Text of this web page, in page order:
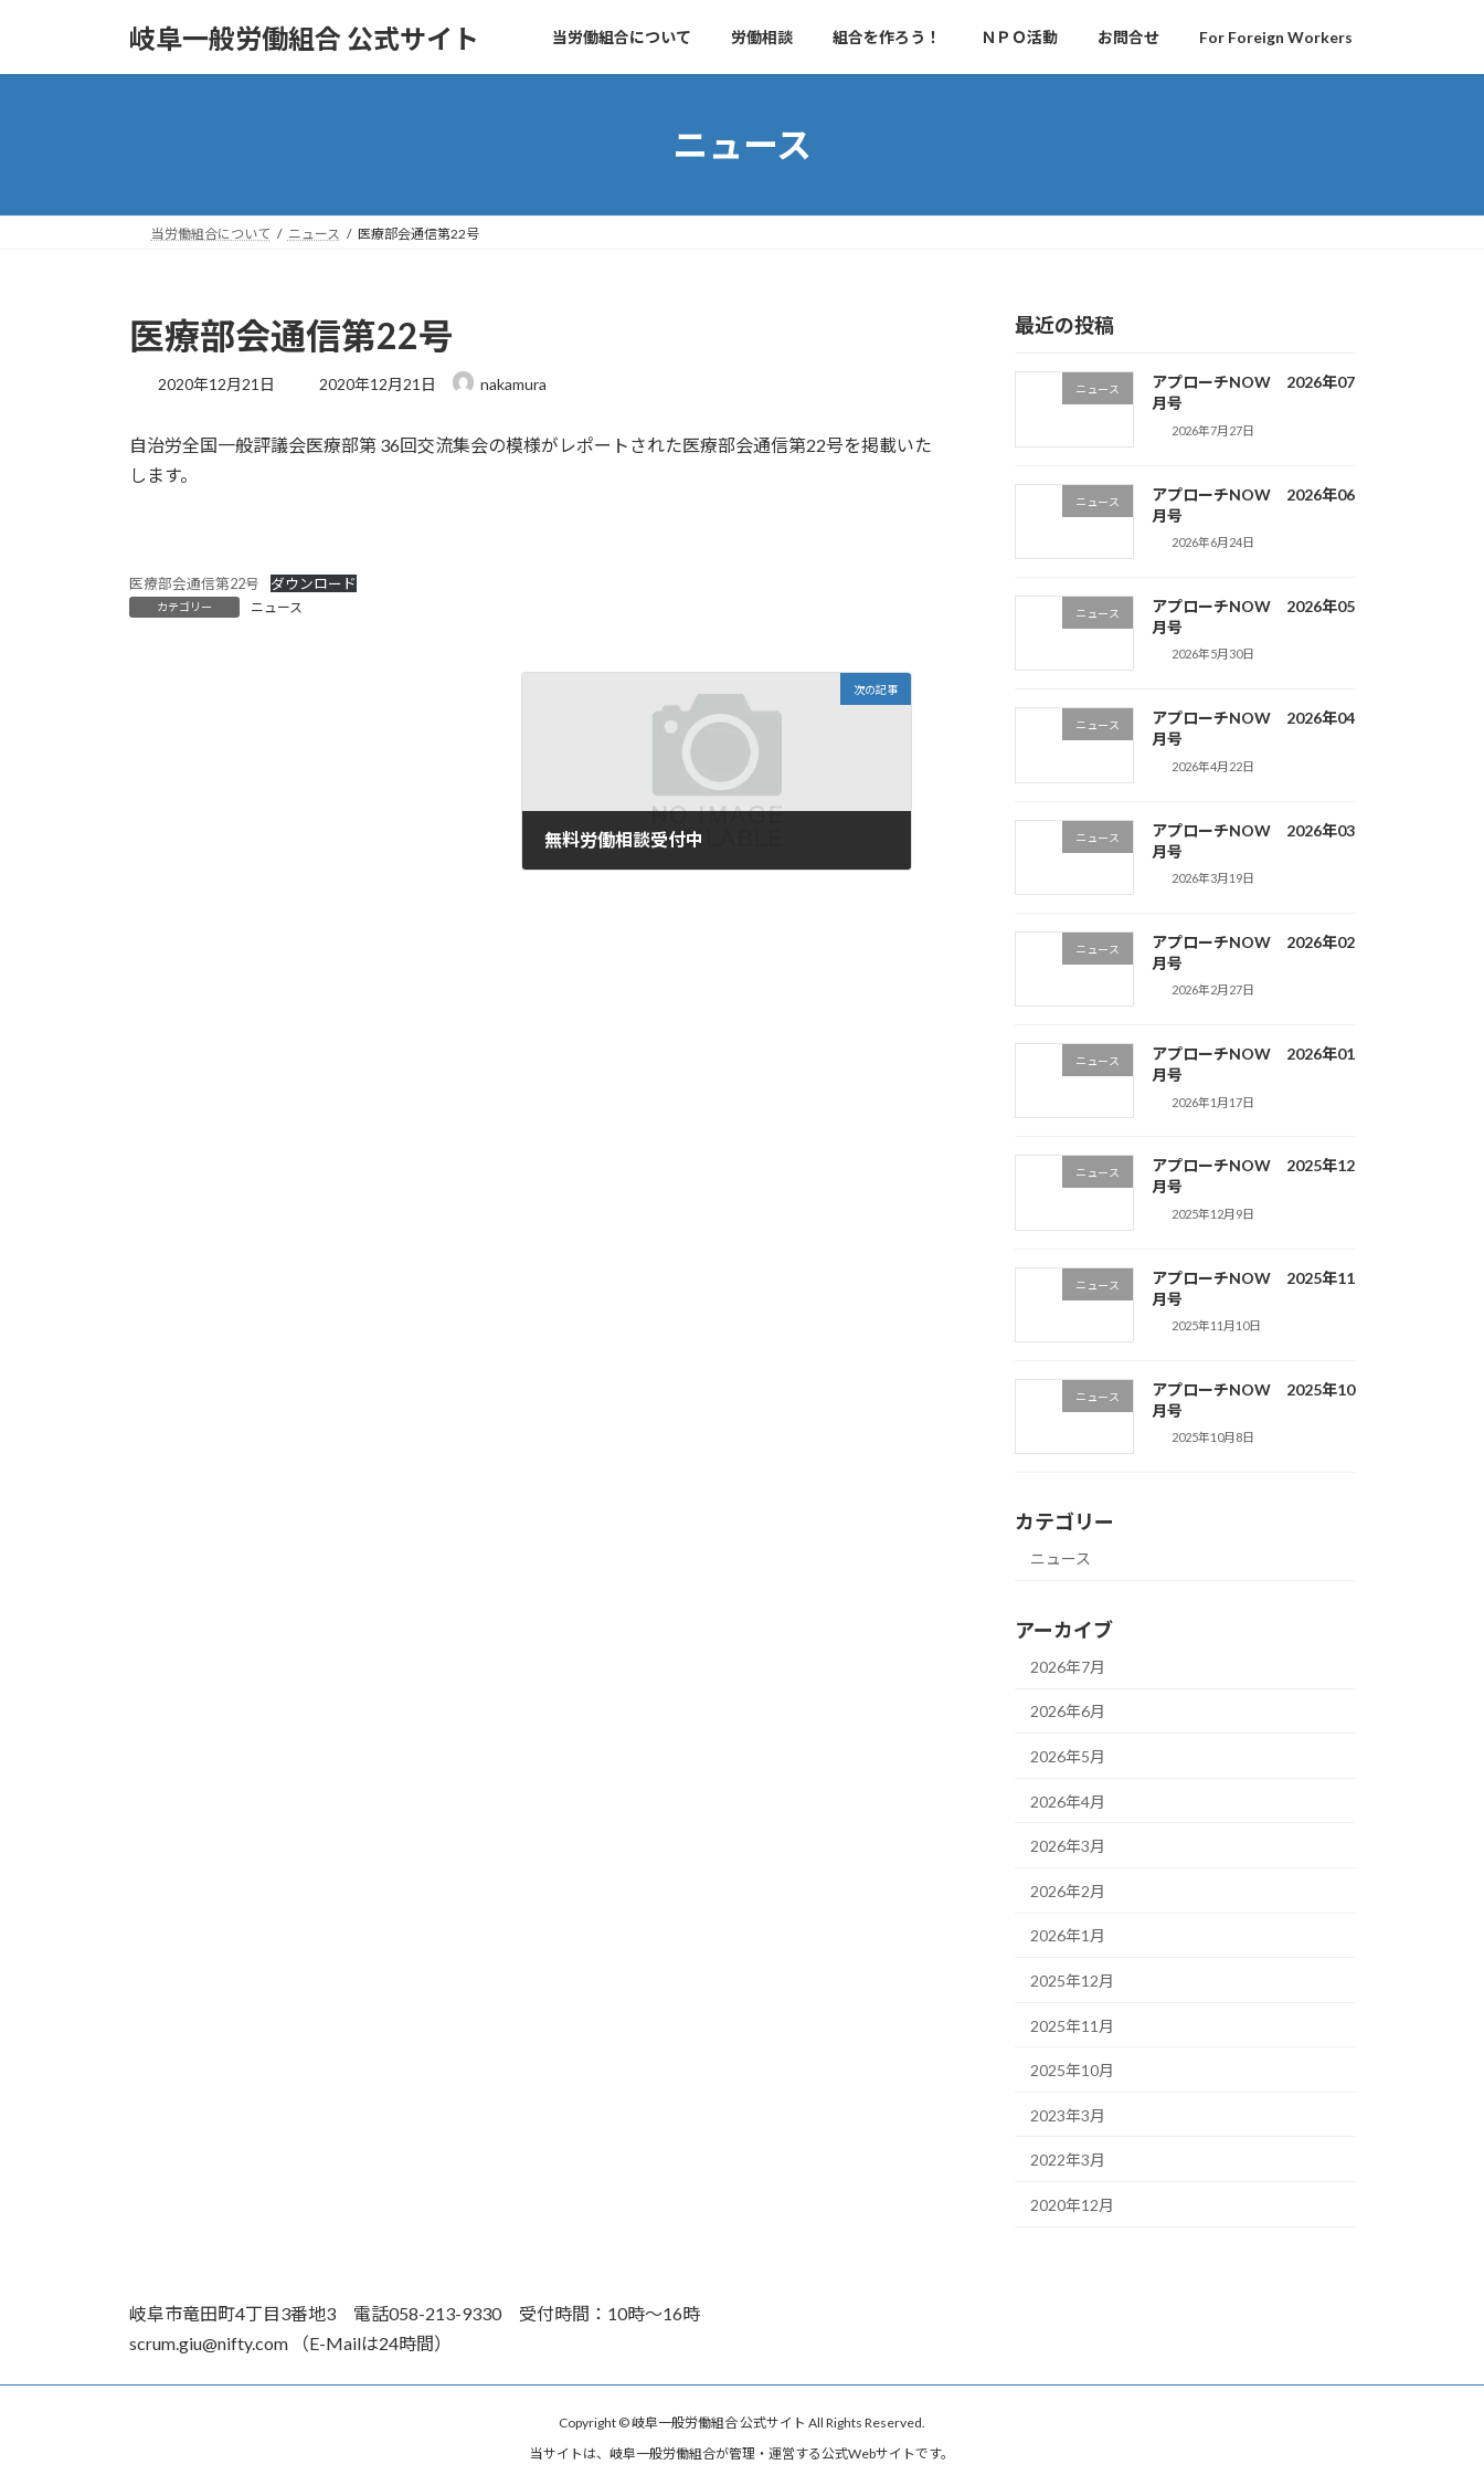
岐阜一般労働組合 公式サイト 当労働組合について 労働相談 組合を作ろう！ ＮＰＯ活動 お問合せ For Foreign Workers
ニュース
当労働組合について ニュース 医療部会通信第22号
医療部会通信第22号
2020年12月21日
最
新
2020年12月21日 nakamura
自治労全国一般評議会医療部第 36回交流集会の模様がレポートされた医療部会通信第22号を掲載いた
します。
医療部会通信第22号 ダウンロード
カテゴリー ニュース
次の記事
無料労働相談受付中
最近の投稿
ニュース
アプローチNOW 2026年07
月号
2026年7月27日
ニュース
アプローチNOW 2026年06
月号
2026年6月24日
ニュース
アプローチNOW 2026年05
月号
2026年5月30日
ニュース
アプローチNOW 2026年04
月号
2026年4月22日
ニュース
アプローチNOW 2026年03
月号
2026年3月19日
ニュース
アプローチNOW 2026年02
月号
2026年2月27日
ニュース
アプローチNOW 2026年01
月号
2026年1月17日
ニュース
アプローチNOW 2025年12
月号
2025年12月9日
ニュース
アプローチNOW 2025年11
月号
2025年11月10日
ニュース
アプローチNOW 2025年10
月号
2025年10月8日
カテゴリー
ニュース
アーカイブ
2026年7月
2026年6月
2026年5月
2026年4月
2026年3月
2026年2月
2026年1月
2025年12月
2025年11月
2025年10月
2023年3月
2022年3月
2020年12月
岐阜市竜田町4丁目3番地3 電話058-213-9330 受付時間：10時～16時
scrum.giu@nifty.com （E-Mailは24時間）
Copyright © 岐阜一般労働組合 公式サイト All Rights Reserved.
当サイトは、岐阜一般労働組合が管理・運営する公式Webサイトです。